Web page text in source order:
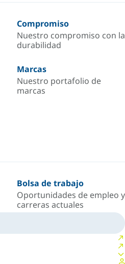
Compromiso
Nuestro compromiso con la
durabilidad
Marcas
Nuestro portafolio de
marcas
Bolsa de trabajo
Oportunidades de empleo y
carreras actuales